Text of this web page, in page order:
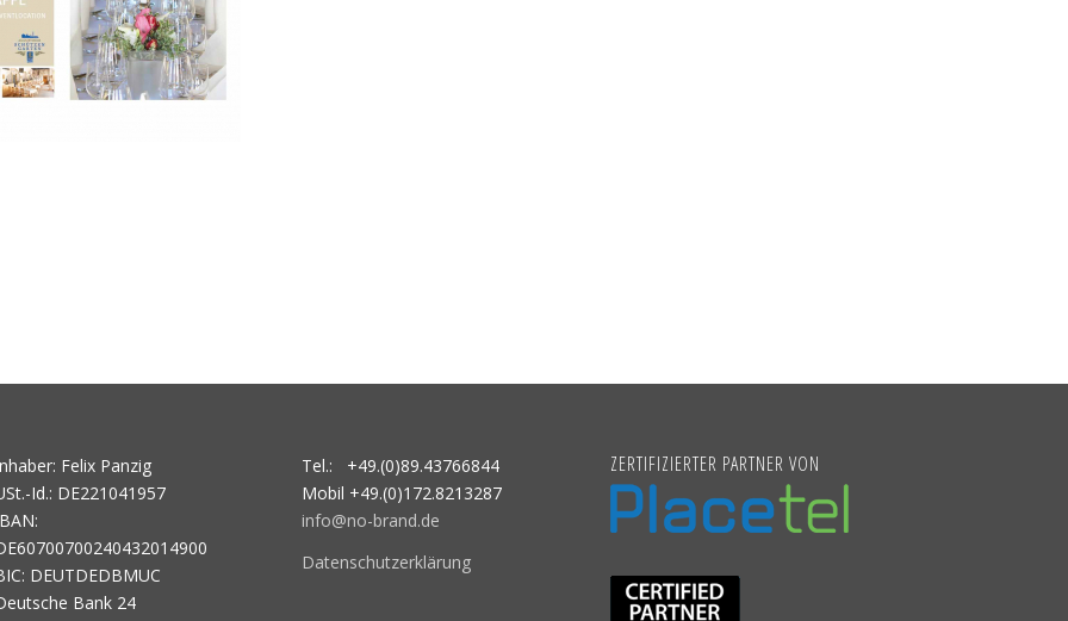
Felix Panzig
Id.: DE221041957
DEUTDEDBMUC
Bank 24
Tel.: +49.(0)89.43766844
Mobil +49.(0)172.8213287
info@no-brand.de
Datenschutzerklärung
ZERTIFIZIERTER PARTNER VON